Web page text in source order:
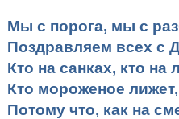
Мы с порога, мы с
Поздравляем всех с
Кто на санках, кто на
Кто мороженое лижет,
Потому что, как на